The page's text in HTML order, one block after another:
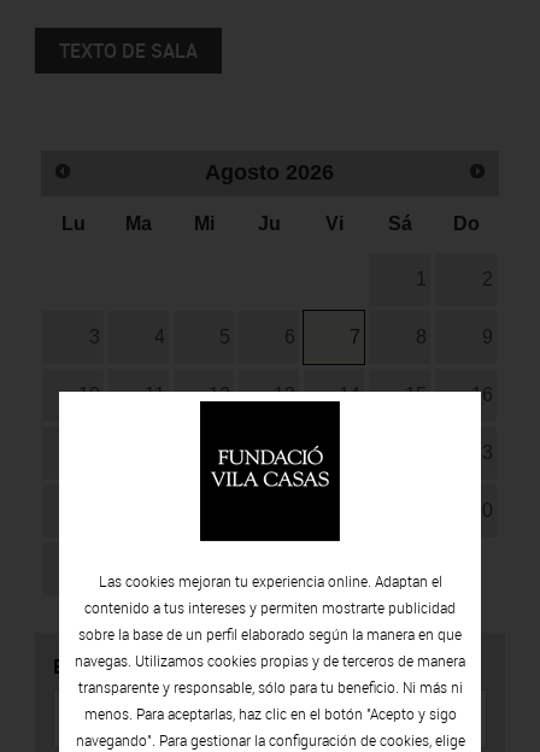
TEXTO DE SALA
Agosto 2026
Lu Ma Mi Ju Vi Sá Do
1 2
3 4 5 6 7 8 9
10 11 12 13 14 15 16
19 20 23
30
BUSCADOR
Las cookies mejoran tu experiencia online. Adaptan el
contenido a tus intereses y permiten mostrarte publicidad
sobre la base de un perfil elaborado según la manera en que
navegas. Utilizamos cookies propias y de terceros de manera
transparente y responsable, sólo para tu beneficio. Ni más ni
menos. Para aceptarlas, haz clic en el botón "Acepto y sigo
navegando". Para gestionar la configuración de cookies, elige